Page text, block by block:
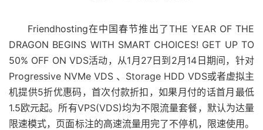
Friendhosting在中国春节推出了THE YEAR OF THE
DRAGON BEGINS WITH SMART CHOICES! GET UP TO
50% OFF ON VDS活动，从1月27日到2月14日期间，针对
Progressive NVMe VDS 、Storage HDD VDS或者虚拟主
机提供5折优惠码，首次付款折扣，如果月付的话首月最低
1.5欧元起。所有VPS(VDS)均为不限流量套餐，默认为达量
限速模式，页面标注的高速流量用完了不停机，限速使用。